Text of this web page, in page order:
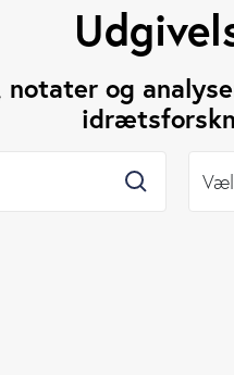
notater og